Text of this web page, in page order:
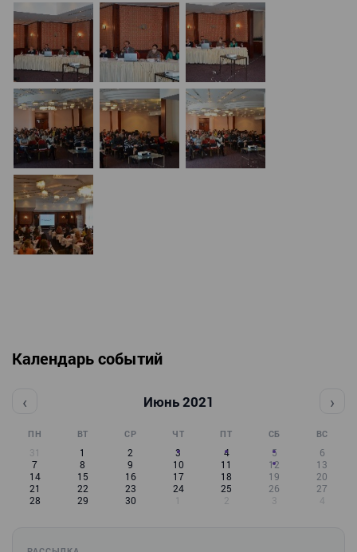
Календарь событий
‹ Июнь 2021 ›
ПН ВТ СР ЧТ ПТ СБ ВС
31 1 2 3 4 5
6
7
8 9 10 11 12
13
14
15 16 17 18 19
20
21
22 23 24 25 26
27
28
29 30 1 2 3 4